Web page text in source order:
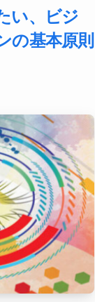
い、ビジ
の基本原則